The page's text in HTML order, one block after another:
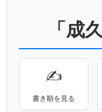
「成
✍
書き順を見る